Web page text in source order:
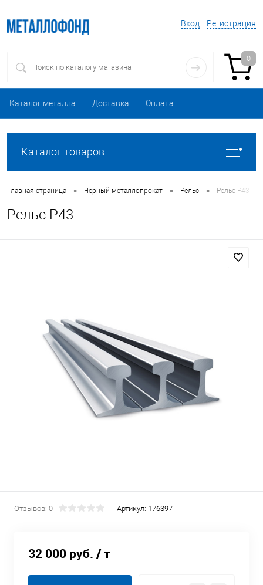
Вход Регистрация
0
Каталог металла Доставка Оплата
Каталог товаров
Главная страница • Черный металлопрокат • Рельс • Рельс Р43
Рельс Р43
Отзывов: 0 Артикул: 176397
32 000 руб. / т